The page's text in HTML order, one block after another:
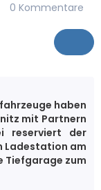
0 Kommentare
haben
mit Partnern
reserviert der
Ladestation am
Tiefgarage zum